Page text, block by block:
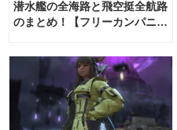
潜水艦の全海路と飛空挺全航路
のまとめ！【フリーカンパニ